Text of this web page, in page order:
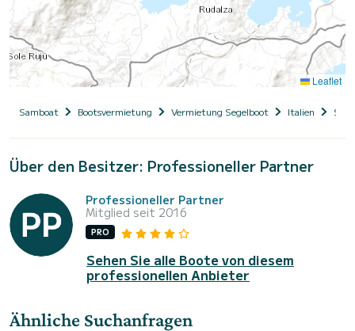
Leaflet
Samboat Bootsvermietung Vermietung Segelboot Italien
Über den Besitzer: Professioneller Partner
Professioneller Partner
Mitglied seit 2016
PRO
Sehen Sie alle Boote von diesem
professionellen Anbieter
Ähnliche Suchanfragen